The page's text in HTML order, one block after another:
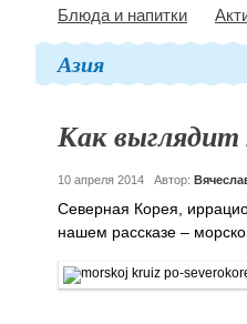
Блюда и напитки
Азия
Как выглядит
10 апреля 2014 Автор:
Северная Корея,
нашем рассказе –